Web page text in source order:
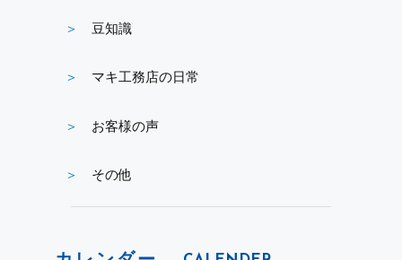
豆知識
マキ工務店の日常
お客様の声
その他